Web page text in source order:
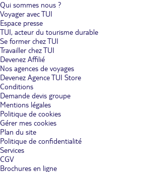
Qui sommes nous ?
Voyager avec TUI
Espace presse
TUI, acteur du tourisme durable
Se former chez TUI
Travailler chez TUI
Devenez Affilié
Nos agences de voyages
Devenez Agence TUI Store
Conditions
Demande devis groupe
Mentions légales
Politique de cookies
Gérer mes cookies
Plan du site
Politique de confidentialité
Services
CGV
Brochures en ligne